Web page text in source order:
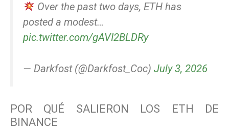
Over the past two days, ETH has
posted a modest…
pic.twitter.com/gAVI2BLDRy
— Darkfost (@Darkfost_Coc) July 3, 2026
POR QUÉ SALIERON LOS ETH DE
BINANCE